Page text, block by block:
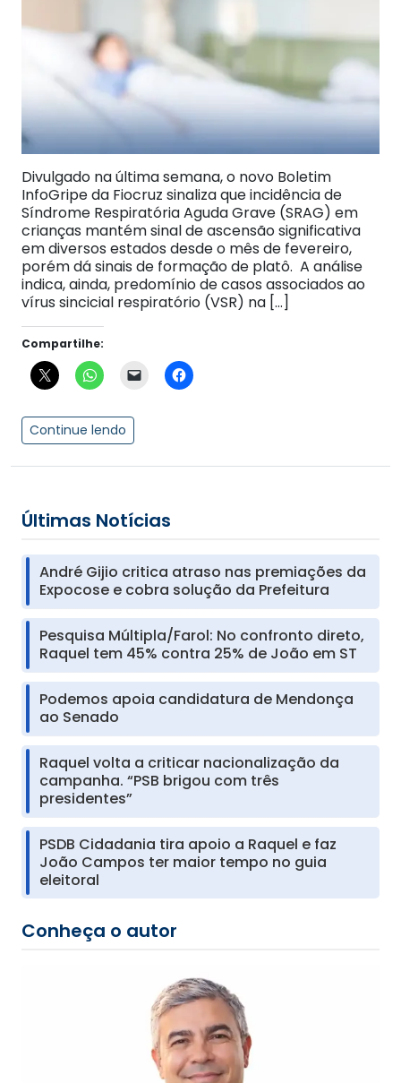
Divulgado na última semana, o novo Boletim
InfoGripe da Fiocruz sinaliza que incidência de
Síndrome Respiratória Aguda Grave (SRAG) em
crianças mantém sinal de ascensão significativa
em diversos estados desde o mês de fevereiro,
porém dá sinais de formação de platô. A análise
indica, ainda, predomínio de casos associados ao
vírus sincicial respiratório (VSR) na […]
Compartilhe:
Continue lendo
Últimas Notícias
André Gijio critica atraso nas premiações da
Expocose e cobra solução da Prefeitura
Pesquisa Múltipla/Farol: No confronto direto,
Raquel tem 45% contra 25% de João em ST
Podemos apoia candidatura de Mendonça
ao Senado
Raquel volta a criticar nacionalização da
campanha. “PSB brigou com três
presidentes”
PSDB Cidadania tira apoio a Raquel e faz
João Campos ter maior tempo no guia
eleitoral
Conheça o autor